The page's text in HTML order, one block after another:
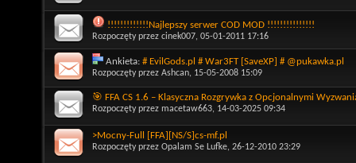
!!!!!!!!!!!!!Najlepszy serwer COD MOD !!!!!!!!!!!!!!!
Rozpoczęty przez cinek007, 05-01-2011 17:16
Ankieta: # EvilGods.pl # War3FT [SaveXP] # @pukawka.pl
Rozpoczęty przez Ashcan, 15-05-2008 15:09
🎯 FFA CS 1.6 – Klasyczna Rozgrywka z Opcjonalnymi
Rozpoczęty przez macetaw663, 14-03-2025 09:34
>Mocny-Full [FFA][NS/S]cs-mf.pl
Rozpoczęty przez Opalam Se Lufke, 26-12-2010 23:29